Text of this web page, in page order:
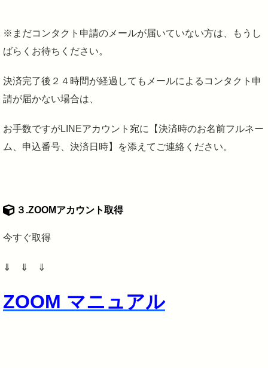
※まだコンタクト申請のメールが届いていない方は、もうし
ばらくお待ちください。
決済完了後２４時間が経過してもメールによるコンタクト申
請が届かない場合は、
お手数ですがLINEアカウント宛に【決済時のお名前フルネー
ム、申込番号、決済日時】を添えてご連絡ください。
３.ZOOMアカウント取得
今すぐ取得
⇓ ⇓ ⇓
ZOOM マニュアル